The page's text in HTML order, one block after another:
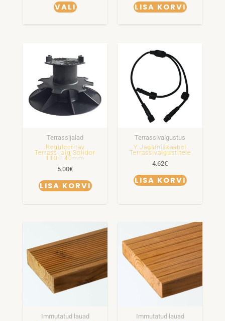
VALI LISA KORVI
Terrassijalad
Reguleeritav
Terrassijalg Solidor
110-140mm
5.00€
LISA KORVI
Terrassivalgustus
Y Jagamiskaabel
Terrassivalgustitele
4.62€
LISA KORVI
Immutatud lauad Immutatud lauad